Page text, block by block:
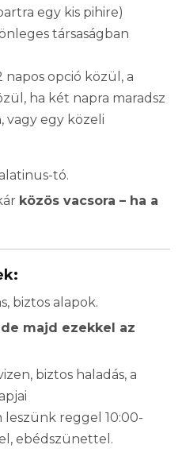
egy kis pihire)
társaságban
napos opció közül, a
ha két napra maradsz
vagy egy közeli
tó.
közös vacsora – ha a
biztos alapok.
majd ezekkel az
biztos haladás, a
leszünk reggel 10:00-
ebédszünettel.